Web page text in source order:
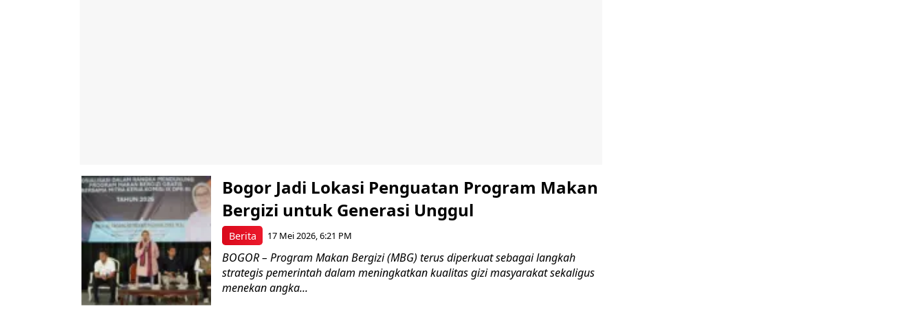
Berita
Bogor Jadi Lokasi Penguatan Program Makan
Bergizi untuk Generasi Unggul
17 Mei 2026, 6:21 PM
BOGOR – Program Makan Bergizi (MBG) terus diperkuat sebagai langkah
strategis pemerintah dalam meningkatkan kualitas gizi masyarakat sekaligus
menekan angka...